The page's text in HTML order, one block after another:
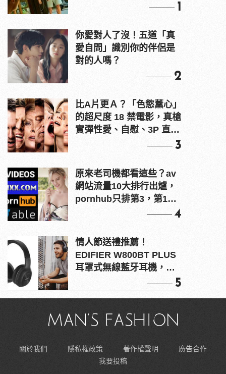
1
你愛對人了沒！五道「真
愛自問」識別你的伴侶是
對的人嗎？
2
比A片更Ａ？「色慾薰心」
的超尺度 18 禁電影，真槍
實彈性愛、自慰、3P 直接
3
原來老司機都看這些？av
網站流量10大排行出爐，
pornhub只排第3，第1名
4
情人節送禮推薦！
EDIFIER W800BT PLUS
耳罩式無線藍牙耳機，在
5
關於我們 隱私權政策 著作權聲明
廣告合作
我要投稿